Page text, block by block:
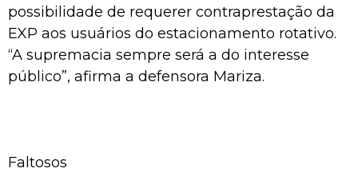
possibilidade de requerer contraprestação da
EXP aos usuários do estacionamento rotativo.
“A supremacia sempre será a do interesse
público”, afirma a defensora Mariza.
Faltosos